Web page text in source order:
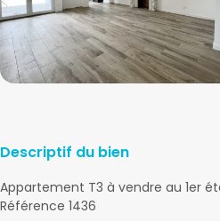
Descriptif du bien
Appartement T3 à vendre au 1er
Référence 1436